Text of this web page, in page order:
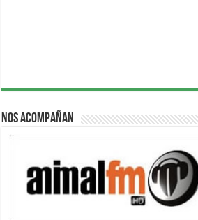
Nos acompañan